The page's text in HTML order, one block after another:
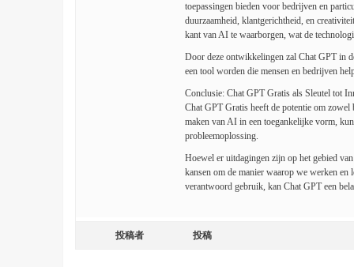
toepassingen bieden voor bedrijven en
duurzaamheid, klantgerichtheid, en
kant van AI te waarborgen, wat de
Door deze ontwikkelingen zal Chat GPT in
een tool worden die mensen en bedrijven
Conclusie: Chat GPT Gratis als Sleutel tot
Chat GPT Gratis heeft de potentie om
maken van AI in een toegankelijke vorm,
probleemoplossing.
Hoewel er uitdagingen zijn op het gebied
kansen om de manier waarop we werken
verantwoord gebruik, kan Chat GPT een
投稿者 投稿